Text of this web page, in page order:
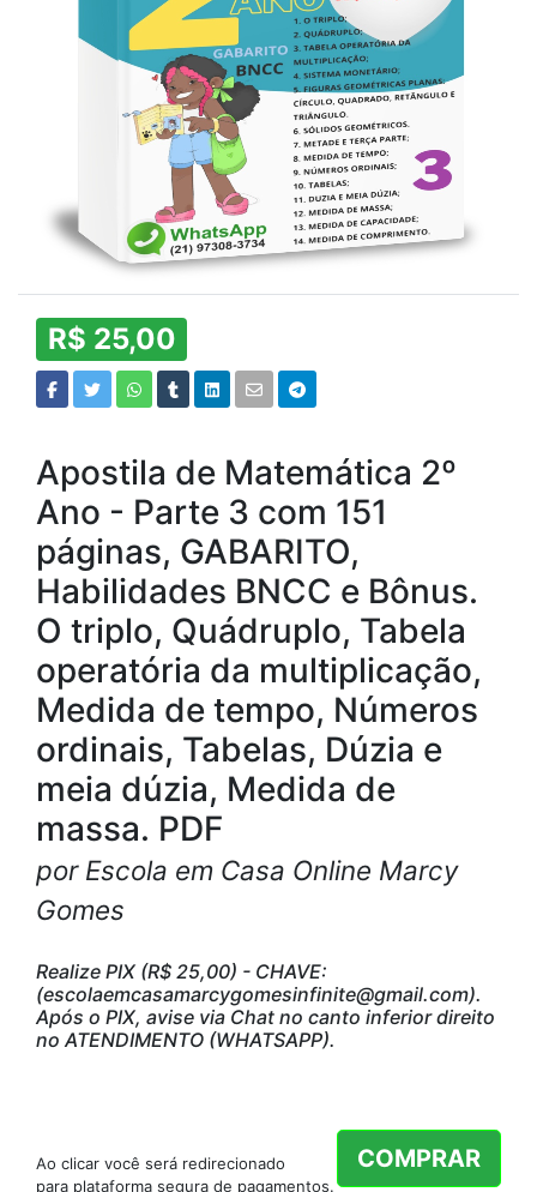
R$ 25,00
Apostila de Matemática 2º
Ano - Parte 3 com 151
páginas, GABARITO,
Habilidades BNCC e Bônus.
O triplo, Quádruplo, Tabela
operatória da multiplicação,
Medida de tempo, Números
ordinais, Tabelas, Dúzia e
meia dúzia, Medida de
massa. PDF
por Escola em Casa Online Marcy
Gomes
Realize PIX (R$ 25,00) - CHAVE:
(escolaemcasamarcygomesinfinite@gmail.com).
Após o PIX, avise via Chat no canto inferior direito
no ATENDIMENTO (WHATSAPP).
COMPRAR
Ao clicar você será redirecionado
para plataforma segura de pagamentos.